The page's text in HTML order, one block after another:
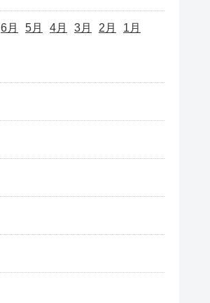
6月 5月 4月 3月 2月 1月